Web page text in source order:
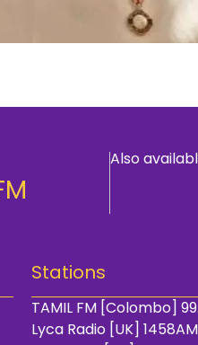
Also
Stations
TAMIL FM [Colombo]
Lyca Radio [UK] 1458AM